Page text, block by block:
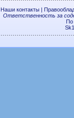
Наши контакты|
Ответственность за
По